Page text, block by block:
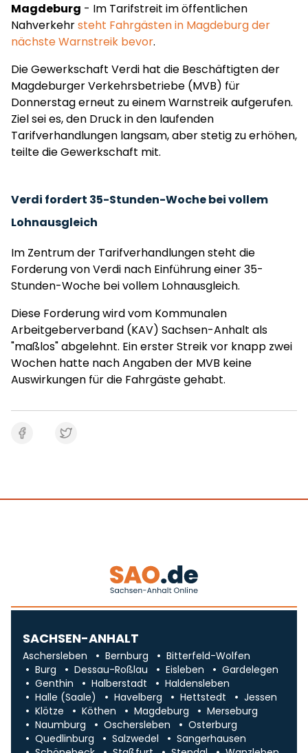
Magdeburg - Im Tarifstreit im öffentlichen
Nahverkehrsteht Fahrgästen in Magdeburg der
nächste Warnstreik bevor.
Die Gewerkschaft Verdi hat die Beschäftigten der
Magdeburger Verkehrsbetriebe (MVB) für
Donnerstag erneut zu einem Warnstreik aufgerufen.
Ziel sei es, den Druck in den laufenden
Tarifverhandlungen langsam, aber stetig zu erhöhen,
teilte die Gewerkschaft mit.
Verdi fordert 35-Stunden-Woche bei vollem
Lohnausgleich
Im Zentrum der Tarifverhandlungen steht die
Forderung von Verdi nach Einführung einer 35-
Stunden-Woche bei vollem Lohnausgleich.
Diese Forderung wird vom Kommunalen
Arbeitgeberverband (KAV) Sachsen-Anhalt als
"maßlos" abgelehnt. Ein erster Streik vor knapp zwei
Wochen hatte nach Angaben der MVB keine
Auswirkungen für die Fahrgäste gehabt.
SACHSEN-ANHALT
Aschersleben Bernburg
Bitterfeld-Wolfen
Burg
Dessau-Roßlau Eisleben
Gardelegen
Genthin
Halberstadt
Haldensleben
Halle (Saale)
Havelberg Hettstedt
Jessen
Klötze
Köthen Magdeburg
Merseburg
Naumburg
Oschersleben
Osterburg
Quedlinburg
Salzwedel
Sangerhausen